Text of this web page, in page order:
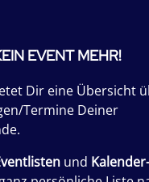
EVENT MEHR!
Dir eine Übersicht
Termine Deiner
und